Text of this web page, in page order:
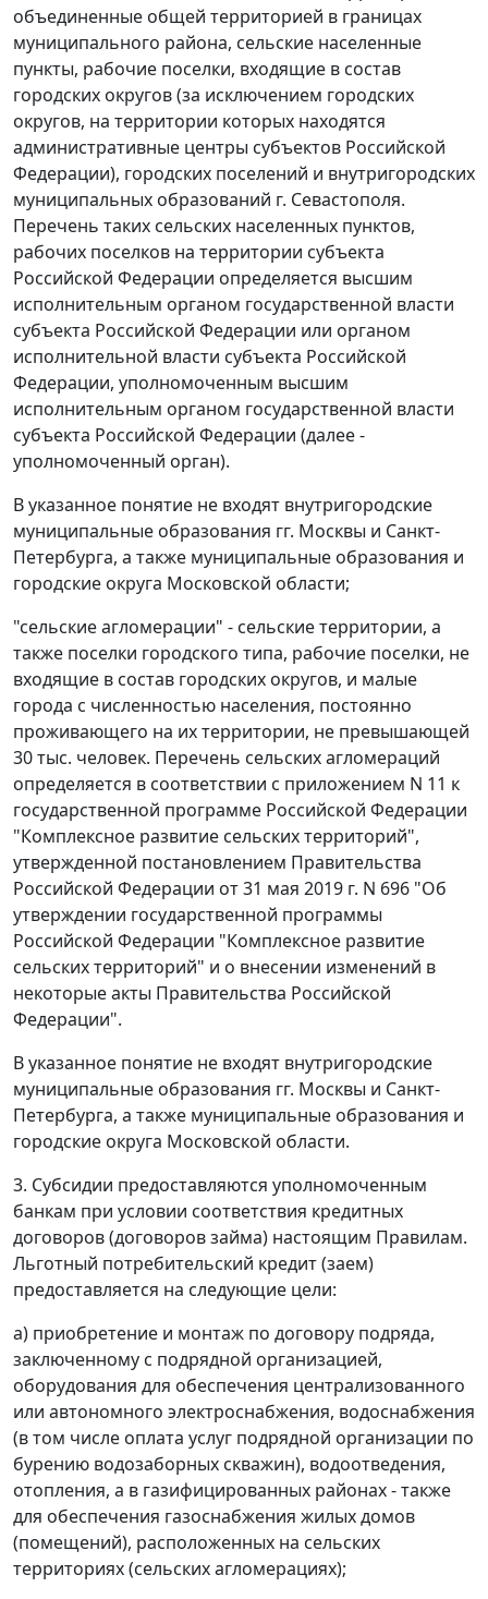
объединенные общей территорией в границах
муниципального района, сельские населенные
пункты, рабочие поселки, входящие в состав
городских округов (за исключением городских
округов, на территории которых находятся
административные центры субъектов Российской
Федерации), городских поселений и внутригородских
муниципальных образований г. Севастополя.
Перечень таких сельских населенных пунктов,
рабочих поселков на территории субъекта
Российской Федерации определяется высшим
исполнительным органом государственной власти
субъекта Российской Федерации или органом
исполнительной власти субъекта Российской
Федерации, уполномоченным высшим
исполнительным органом государственной власти
субъекта Российской Федерации (далее -
уполномоченный орган).
В указанное понятие не входят внутригородские
муниципальные образования гг. Москвы и Санкт-
Петербурга, а также муниципальные образования и
городские округа Московской области;
"сельские агломерации" - сельские территории, а
также поселки городского типа, рабочие поселки, не
входящие в состав городских округов, и малые
города с численностью населения, постоянно
проживающего на их территории, не превышающей
30 тыс. человек. Перечень сельских агломераций
определяется в соответствии с приложением N 11 к
государственной программе Российской Федерации
"Комплексное развитие сельских территорий",
утвержденной постановлением Правительства
Российской Федерации от 31 мая 2019 г. N 696 "Об
утверждении государственной программы
Российской Федерации "Комплексное развитие
сельских территорий" и о внесении изменений в
некоторые акты Правительства Российской
Федерации".
В указанное понятие не входят внутригородские
муниципальные образования гг. Москвы и Санкт-
Петербурга, а также муниципальные образования и
городские округа Московской области.
3. Субсидии предоставляются уполномоченным
банкам при условии соответствия кредитных
договоров (договоров займа) настоящим Правилам.
Льготный потребительский кредит (заем)
предоставляется на следующие цели:
а) приобретение и монтаж по договору подряда,
заключенному с подрядной организацией,
оборудования для обеспечения централизованного
или автономного электроснабжения, водоснабжения
(в том числе оплата услуг подрядной организации по
бурению водозаборных скважин), водоотведения,
отопления, а в газифицированных районах - также
для обеспечения газоснабжения жилых домов
(помещений), расположенных на сельских
территориях (сельских агломерациях);